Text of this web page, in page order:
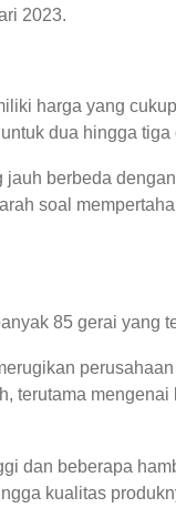
2023.
harga yang
dua hingga tiga
berbeda
soal
85 gerai yang
terutama
dan beberapa
kualitas